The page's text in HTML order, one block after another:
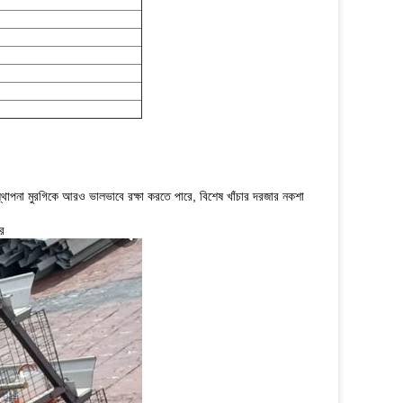
মুরগিকে আরও ভালভাবে রক্ষা করতে পারে, বিশেষ খাঁচার দরজার নকশা